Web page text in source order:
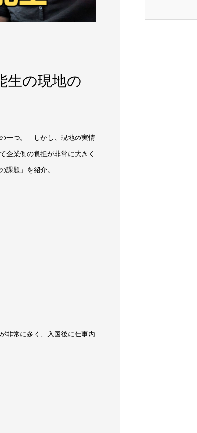
生の現地の
の一つ。 しかし、現地の実情
企業側の負担が非常に大きく
課題」を紹介。
非常に多く、入国後に仕事内